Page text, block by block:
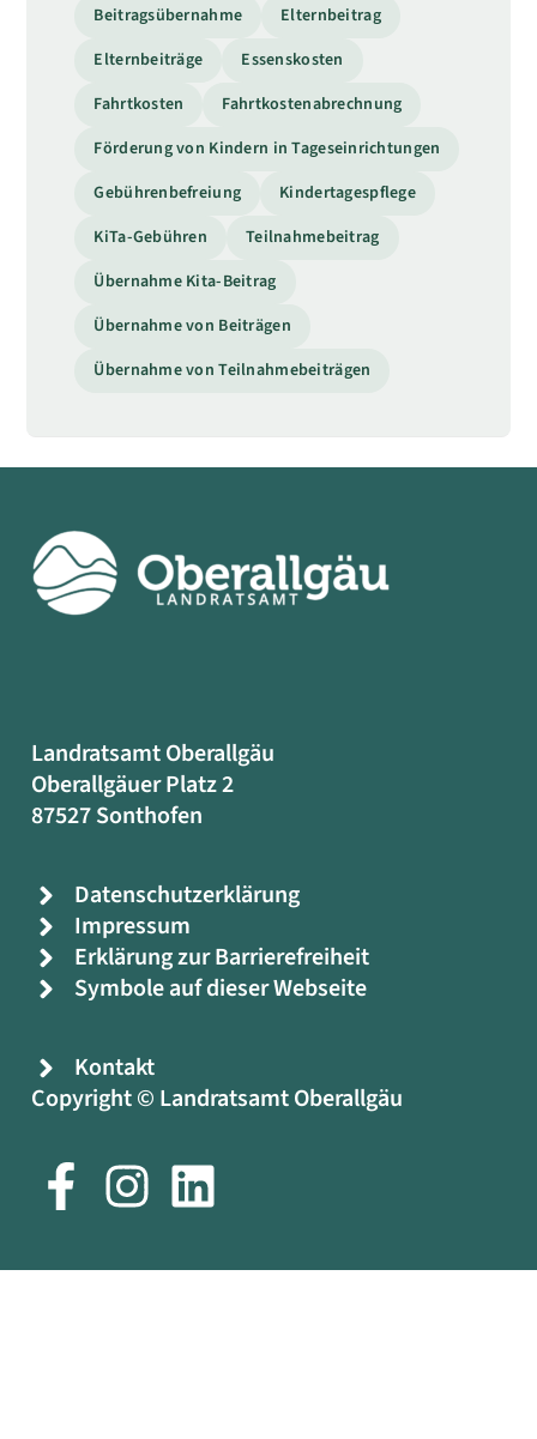
Beitragsübernahme
Elternbeitrag
Elternbeiträge
Essenskosten
Fahrtkosten
Fahrtkostenabrechnung
Förderung von Kindern in Tageseinrichtungen
Gebührenbefreiung
Kindertagespflege
KiTa-Gebühren
Teilnahmebeitrag
Übernahme Kita-Beitrag
Übernahme von Beiträgen
Übernahme von Teilnahmebeiträgen
Landratsamt Oberallgäu
Oberallgäuer Platz 2
87527 Sonthofen
Datenschutzerklärung
Impressum
Erklärung zur Barrierefreiheit
Symbole auf dieser Webseite
Kontakt
Copyright © Landratsamt Oberallgäu